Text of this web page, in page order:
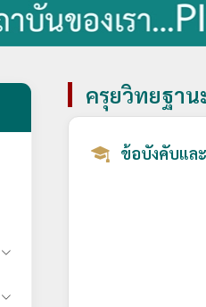
ครุยวิทยฐาน
ข้อบังคับแล